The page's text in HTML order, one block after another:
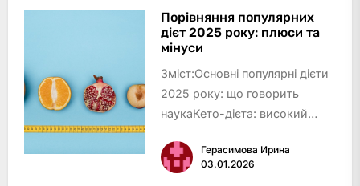
Порівняння популярних
дієт 2025 року: плюси та
мінуси
Зміст:Основні популярні дієти
2025 року: що говорить
наукаКето-дієта: високий
вуглеводівСередземноморська
дієта: баланс і
Герасимова Ирина
03.01.2026